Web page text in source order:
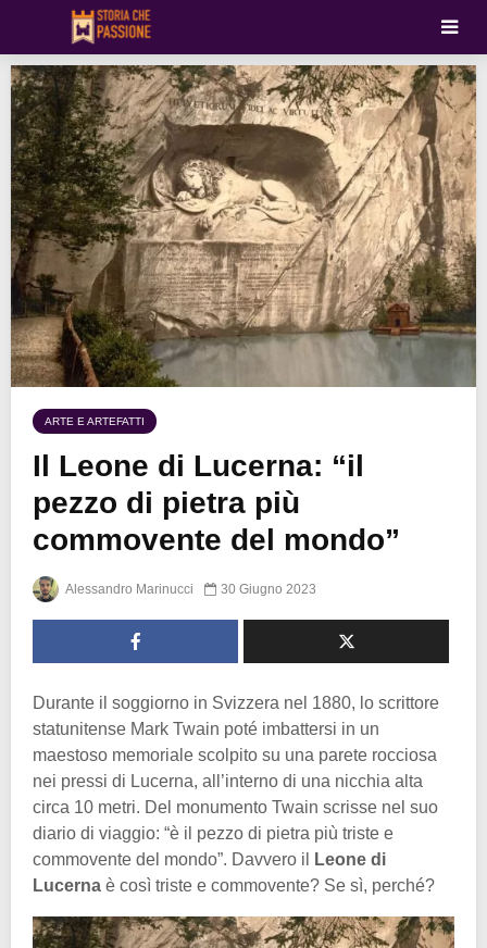
ARTE E ARTEFATTI
Il Leone di Lucerna: “il
pezzo di pietra più
commovente del mondo”
Alessandro Marinucci 30 Giugno 2023
Durante il soggiorno in Svizzera nel 1880, lo scrittore
statunitense Mark Twain poté imbattersi in un
maestoso memoriale scolpito su una parete rocciosa
nei pressi di Lucerna, all’interno di una nicchia alta
circa 10 metri. Del monumento Twain scrisse nel suo
diario di viaggio: “è il pezzo di pietra più triste e
commovente del mondo”. Davvero il
Leone di
Lucerna è così triste e commovente? Se sì, perché?